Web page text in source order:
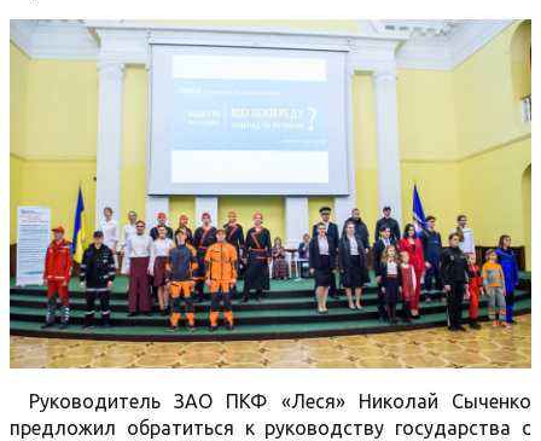
Руководитель ЗАО ПКФ «Леся» Николай Сыченко
предложил обратиться к руководству государства с